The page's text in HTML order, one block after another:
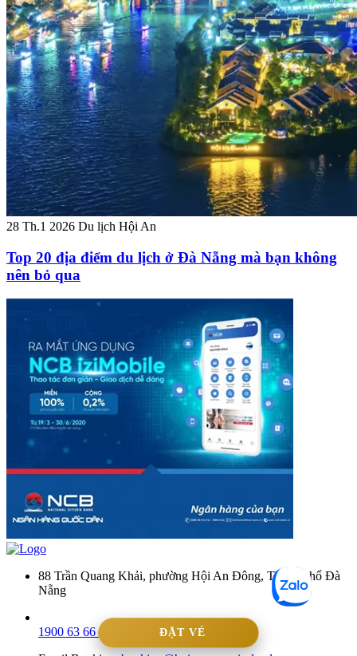
ĐẶT VÉ
28 Th.1 2026 Du lịch Hội An
Top 20 địa điểm du lịch ở Đà Nẵng mà bạn không
nên bỏ qua
88 Trần Quang Khải, phường Hội An Đông, Thành phố Đà
Nẵng
1900 63 66 00
0904 636 600